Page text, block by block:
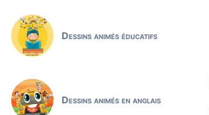
Dessins animés éducatifs
Dessins animés en anglais